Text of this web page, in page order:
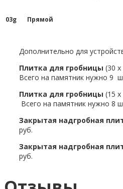
03g Прямой
Дополнительно для
Плитка для гробницы (30
Всего на памятник нужно
Плитка для гробницы (15
Всего на памятник нужно
Закрытая надгробная
руб.
Закрытая надгробная
руб.